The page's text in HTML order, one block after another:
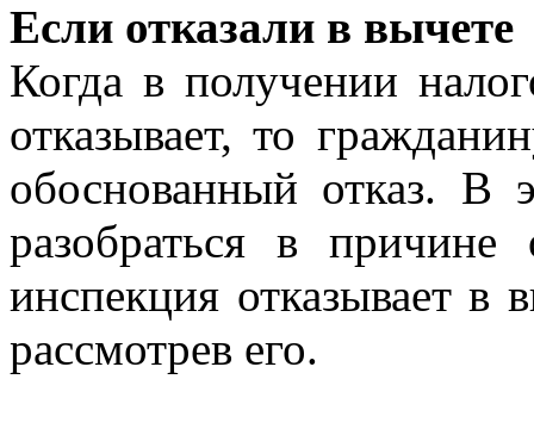
Если отказали в вычете
Когда в получении
отказывает, то
обоснованный отказ. В
разобраться в причине
инспекция отказывает в
рассмотрев его.